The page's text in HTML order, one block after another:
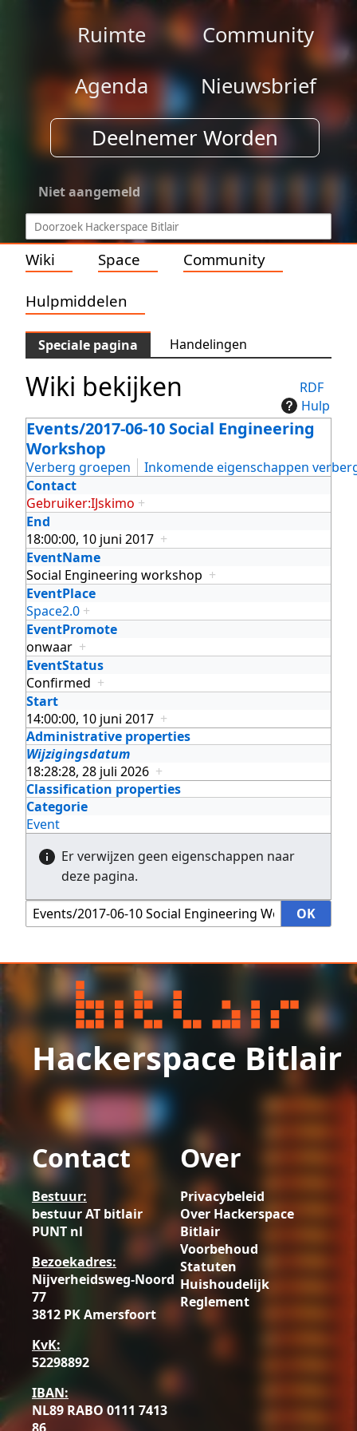
Ruimte
Community
Agenda
Nieuwsbrief
Deelnemer Worden
Niet aangemeld
Wiki Space Community
Hulpmiddelen
Speciale pagina Handelingen
RDF
Hulp
Wiki bekijken
Events/2017-06-10 Social Engineering
Workshop
Verberg groepen
Inkomende eigenschappen
Contact
Gebruiker:IJskimo +
End
18:00:00, 10 juni 2017 +
EventName
Social Engineering workshop +
EventPlace
Space2.0 +
EventPromote
onwaar +
EventStatus
Confirmed +
Start
14:00:00, 10 juni 2017 +
Administrative properties
Wijzigingsdatum
18:28:28, 28 juli 2026 +
Classification properties
Categorie
Event
Er verwijzen geen eigenschappen naar
deze pagina.
Hackerspace Bitlair
Contact
Bestuur:
bestuur AT bitlair
PUNT nl
Bezoekadres:
Nijverheidsweg-Noord
77
3812 PK Amersfoort
KvK:
52298892
IBAN:
NL89 RABO 0111 7413
Over
Privacybeleid
Over Hackerspace
Bitlair
Voorbehoud
Statuten
Huishoudelijk
Reglement